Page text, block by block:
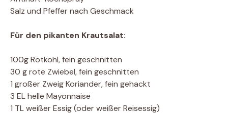
Salz und Pfeffer nach Geschmack
Für den pikanten Krautsalat:
100g Rotkohl, fein geschnitten
30 g rote Zwiebel, fein geschnitten
1 großer Zweig Koriander, fein gehackt
3 EL helle Mayonnaise
1 TL weißer Essig (oder weißer Reisessig)